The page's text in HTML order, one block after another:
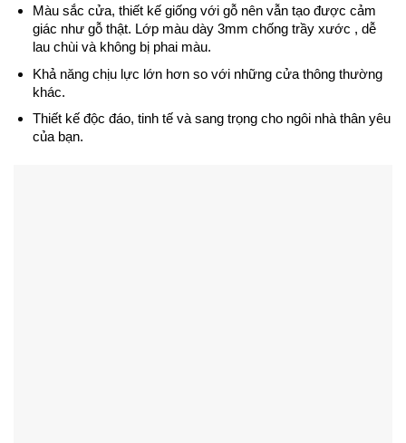
Màu sắc cửa, thiết kế giống với gỗ nên vẫn tạo được cảm
giác như gỗ thật. Lớp màu dày 3mm chống trầy xước , dễ
lau chùi và không bị phai màu.
Khả năng chịu lực lớn hơn so với những cửa thông thường
khác.
Thiết kế độc đáo, tinh tế và sang trọng cho ngôi nhà thân yêu
của bạn.